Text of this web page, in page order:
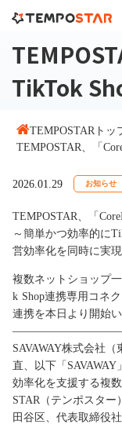
TEMPOSTARとは
TEMPOSTARとは
一元管理システム導
安心充実のカスタマ
よくある質問
機能
受注管理機能
商品管理機能
送り状発行システム
メール送信機能
対応モール・カート
外部サービス連携
料金プラン
連携サービスオプシ
IT導入補助金専用プ
キャンペーン一覧
導入までの流れ
導入事例
商材別導入事例
カスタマイズ事例
お役立ち情報
マニュアル
ECブログ
パートナー連携
販売代理店パートナ
導入支援・運営代行
資料ダウン
TikTok
TEMPOSTARトッ
TEMPOSTAR、「
2026.01.29 お知らせ
TEMPOSTAR、「
～簡単かつ効率的に
営効率化を同時に実現
複数ネットショップ
k Shop連携専用コネ
連携を本日より開始い
SAVAWAY株式会社
直、以下「
効率化を支援する複
STAR（テンポスタ
田谷区、代表取締役